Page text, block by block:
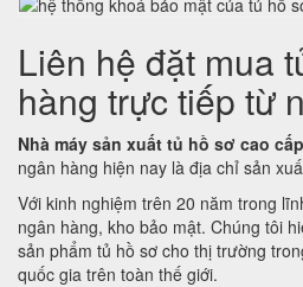
Liên hệ đặt mua
hàng trực tiếp từ
Nhà máy sản xuất tủ hồ sơ cao cấp
ngân hàng hiện nay là địa chỉ sản
Với kinh nghiệm trên 20 năm trong
ngân hàng, kho bảo mật. Chúng tôi
sản phẩm tủ hồ sơ cho thị trường
quốc gia trên toàn thế giới.